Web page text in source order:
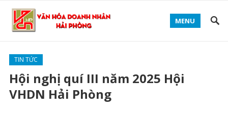
MENU
TIN TỨC
Hội nghị quí III năm 2025 Hội
VHDN Hải Phòng